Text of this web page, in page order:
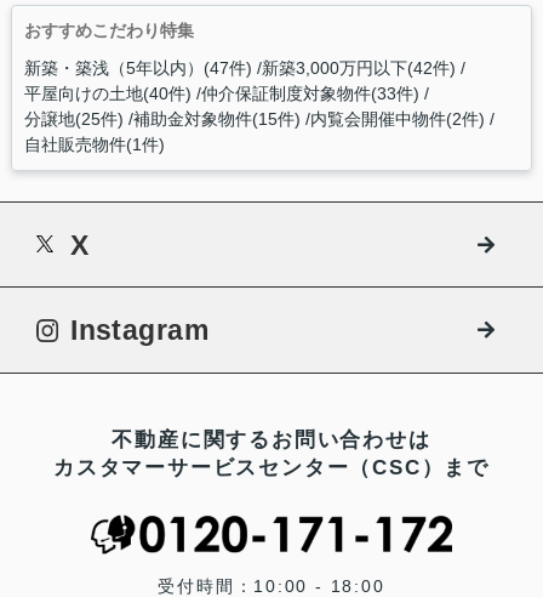
おすすめこだわり特集
新築・築浅（5年以内）(47件) 新築3,000万円以下(42件)
平屋向けの土地(40件) 仲介保証制度対象物件(33件)
分譲地(25件) 補助金対象物件(15件) 内覧会開催中物件(2件)
自社販売物件(1件)
X
Instagram
不動産に関するお問い合わせは
カスタマーサービスセンター（CSC）まで
受付時間：10:00 - 18:00